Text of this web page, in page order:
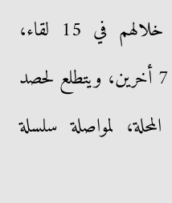
الأبيض 30 مباراة، فاز خلالهم في 15 لقاء،
وتعادل 8 مرات وخسر في 7 أخرين، ويتطلع لحصد
لمواصلة سلسلة